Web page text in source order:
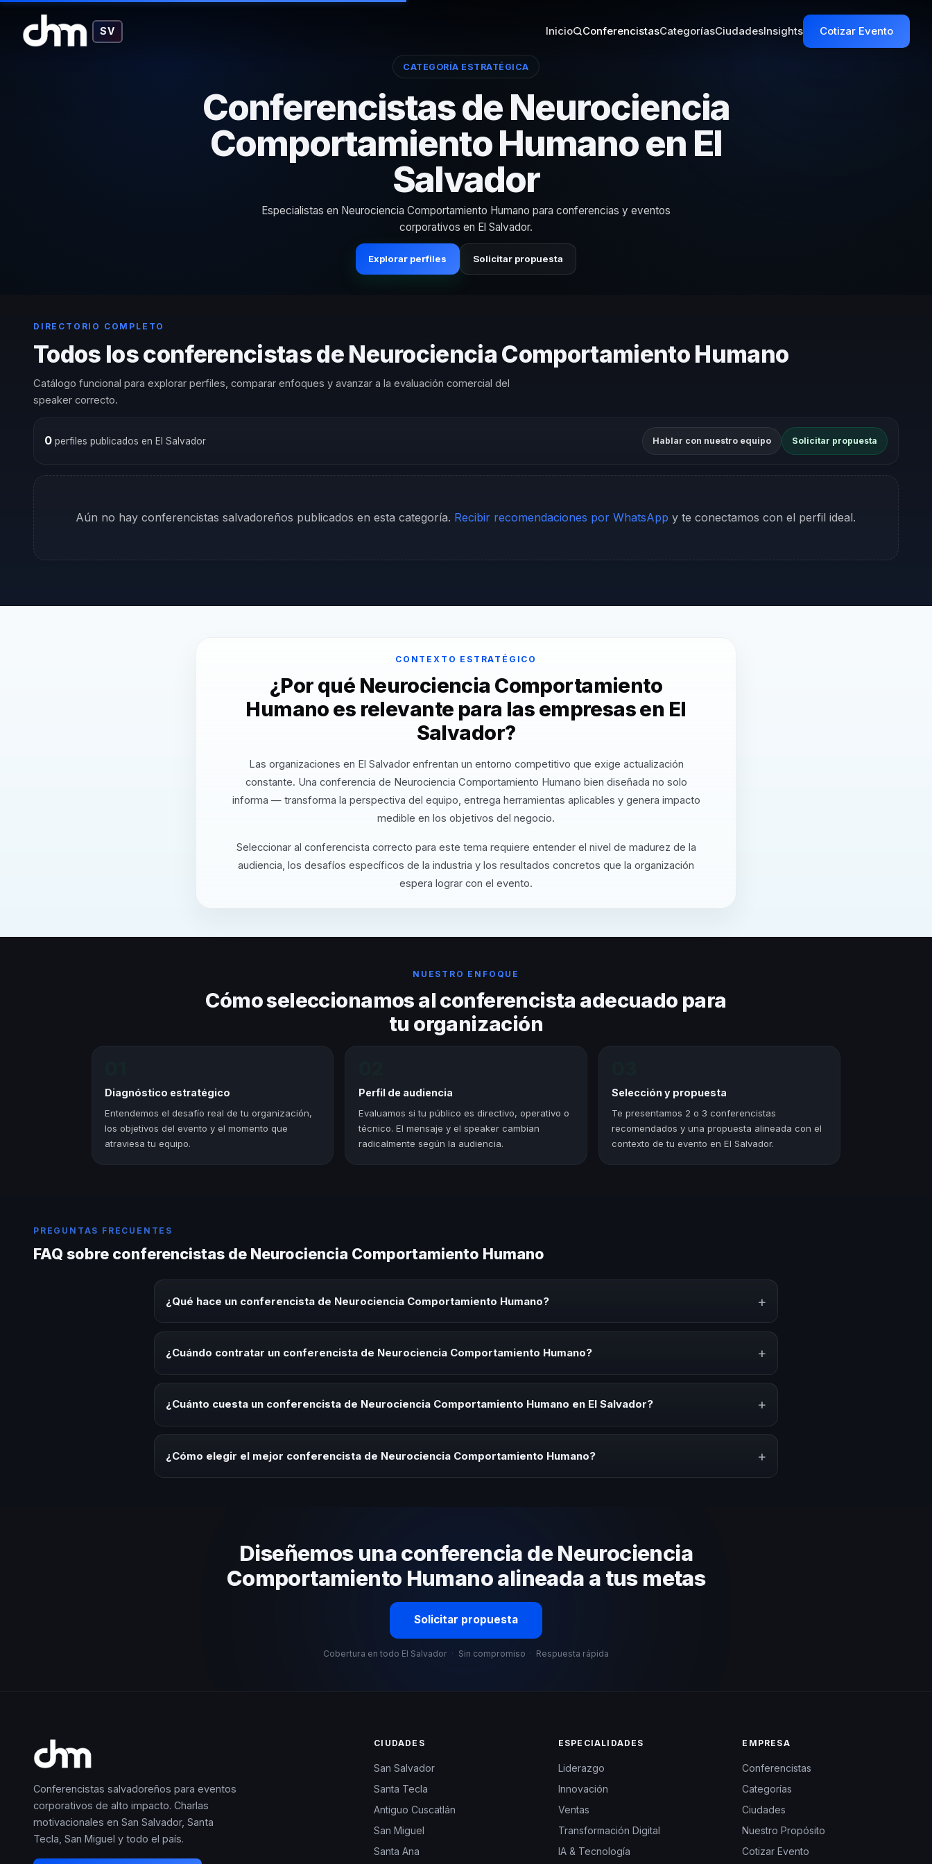
SV Inicio ConferencistasCategoríasCiudadesInsights Cotizar Evento
CATEGORÍA ESTRATÉGICA
Conferencistas de Neurociencia
Comportamiento Humano en El
Salvador
Especialistas en Neurociencia Comportamiento Humano para conferencias y eventos
corporativos en El Salvador.
Explorar perfiles Solicitar propuesta
DIRECTORIO COMPLETO
Todos los conferencistas de Neurociencia Comportamiento Humano
Catálogo funcional para explorar perfiles, comparar enfoques y avanzar a la evaluación comercial del
speaker correcto.
0perfiles publicados en El Salvador Hablar con nuestro equipo Solicitar propuesta
Aún no hay conferencistas salvadoreños publicados en esta categoría. Recibir recomendaciones por WhatsApp y te conectamos con el perfil ideal.
CONTEXTO ESTRATÉGICO
¿Por qué Neurociencia Comportamiento
Humano es relevante para las empresas en El
Salvador?
Las organizaciones en El Salvador enfrentan un entorno competitivo que exige actualización
constante. Una conferencia de Neurociencia Comportamiento Humano bien diseñada no solo
informa — transforma la perspectiva del equipo, entrega herramientas aplicables y genera impacto
medible en los objetivos del negocio.
Seleccionar al conferencista correcto para este tema requiere entender el nivel de madurez de la
audiencia, los desafíos específicos de la industria y los resultados concretos que la organización
espera lograr con el evento.
NUESTRO ENFOQUE
Cómo seleccionamos al conferencista adecuado para
tu organización
Diagnóstico estratégico
Entendemos el desafío real de tu organización,
los objetivos del evento y el momento que
atraviesa tu equipo.
Perfil de audiencia
Evaluamos si tu público es directivo, operativo o
técnico. El mensaje y el speaker cambian
radicalmente según la audiencia.
Selección y propuesta
Te presentamos 2 o 3 conferencistas
recomendados y una propuesta alineada con el
contexto de tu evento en El Salvador.
PREGUNTAS FRECUENTES
FAQ sobre conferencistas de Neurociencia Comportamiento Humano
¿Qué hace un conferencista de Neurociencia Comportamiento Humano? +
aplicables para la audiencia.
¿Cuándo contratar un conferencista de Neurociencia Comportamiento Humano? +
¿Cuánto cuesta un conferencista de Neurociencia Comportamiento Humano en El Salvador? +
¿Cómo elegir el mejor conferencista de Neurociencia Comportamiento Humano? +
Diseñemos una conferencia de Neurociencia
Comportamiento Humano alineada a tus metas
Solicitar propuesta
Cobertura en todo El Salvador · Sin compromiso · Respuesta rápida
Conferencistas salvadoreños para eventos
corporativos de alto impacto. Charlas
motivacionales en San Salvador, Santa
Tecla, San Miguel y todo el país.
CIUDADES
San Salvador
Santa Tecla
Antiguo Cuscatlán
San Miguel
Santa Ana
ESPECIALIDADES
Liderazgo
Innovación
Ventas
Transformación Digital
IA & Tecnología
EMPRESA
Conferencistas
Categorías
Ciudades
Nuestro Propósito
Cotizar Evento